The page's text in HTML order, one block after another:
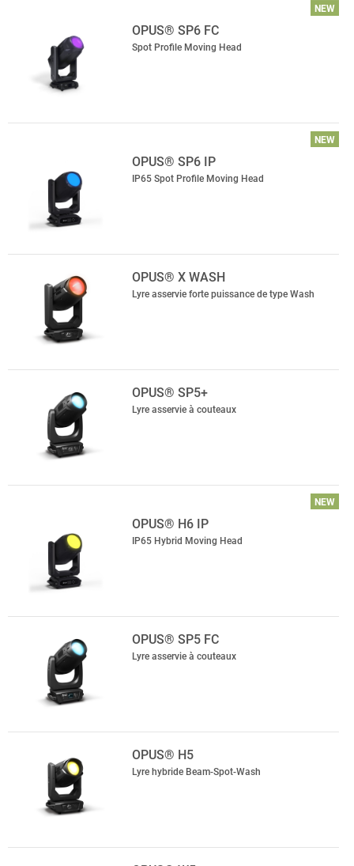
NEW
OPUS® SP6 FC
Spot Profile Moving Head
NEW
OPUS® SP6 IP
IP65 Spot Profile Moving Head
OPUS® X WASH
Lyre asservie forte puissance de type Wash
OPUS® SP5+
Lyre asservie à couteaux
NEW
OPUS® H6 IP
IP65 Hybrid Moving Head
OPUS® SP5 FC
Lyre asservie à couteaux
OPUS® H5
Lyre hybride Beam-Spot-Wash